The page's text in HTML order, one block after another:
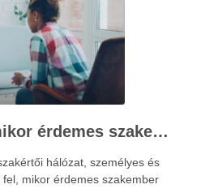
Pszichoterápia: mikor érdemes szakember segítségét kérni?
hálózat, személyes és
mikor érdemes szakember